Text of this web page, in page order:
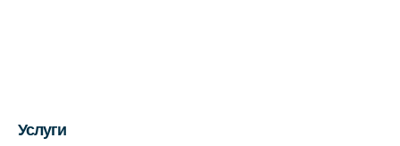
Медицинский центр на пр. Просвещения,
Услуги